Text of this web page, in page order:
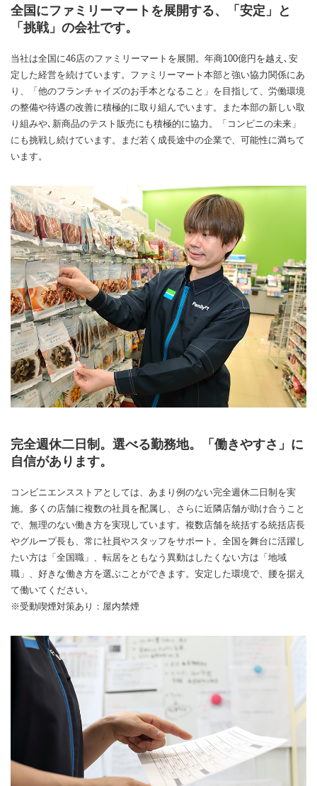
全国にファミリーマートを展開する、「安定」と
「挑戦」の会社です。
当社は全国に46店のファミリーマートを展開。年商100億円を越え､安
定した経営を続けています。ファミリーマート本部と強い協力関係にあ
り、「他のフランチャイズのお手本となること」を目指して、労働環境
の整備や待遇の改善に積極的に取り組んでいます。また本部の新しい取
り組みや､新商品のテスト販売にも積極的に協力。「コンビニの未来」
にも挑戦し続けています。まだ若く成長途中の企業で、可能性に満ちて
います。
完全週休二日制。選べる勤務地。「働きやすさ」に
自信があります。
コンビニエンスストアとしては、あまり例のない完全週休二日制を実
施。多くの店舗に複数の社員を配属し、さらに近隣店舗が助け合うこと
で、無理のない働き方を実現しています。複数店舗を統括する統括店長
やグループ長も、常に社員やスタッフをサポート。全国を舞台に活躍し
たい方は「全国職」、転居をともなう異動はしたくない方は「地域
職」、好きな働き方を選ぶことができます。安定した環境で、腰を据え
て働いてください。
※受動喫煙対策あり：屋内禁煙